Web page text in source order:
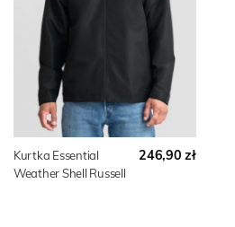
Kurtka Essential
Weather Shell Russell
246,90 zł